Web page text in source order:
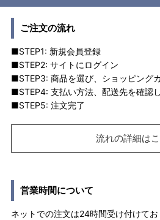
ご注文の流れ
■STEP1: 新規会員登録
■STEP2: サイトにログイン
■STEP3: 商品を選び、ショッピング
■STEP4: 支払い方法、配送先を確認
■STEP5: 注文完了
流れの詳細は
営業時間について
ネットでの注文は24時間受け付けてお